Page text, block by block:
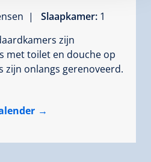
| Slaapkamer: 1
zijn
met toilet en douche op
zijn onlangs gerenoveerd.